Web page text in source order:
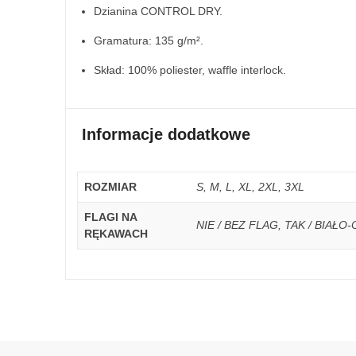
Dzianina CONTROL DRY.
Gramatura: 135 g/m².
Skład: 100% poliester, waffle interlock.
Informacje dodatkowe
ROZMIAR S, M, L, XL, 2XL, 3XL
FLAGI NA
RĘKAWACH
NIE / BEZ FLAG, TAK / BIAŁO-